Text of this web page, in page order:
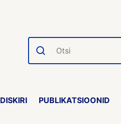
Otsi
PUBLIKATSIOONID